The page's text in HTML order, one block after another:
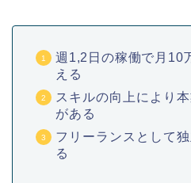
週1,2日の稼働で月10
える
スキルの向上により
がある
フリーランスとして
る